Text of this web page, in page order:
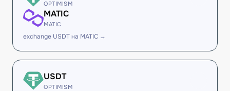
OPTIMISM
MATIC
MATIC
exchange USDT на MATIC →
USDT
OPTIMISM